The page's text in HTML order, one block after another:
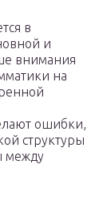
в
и
внимания
на
ошибки,
структуры
между